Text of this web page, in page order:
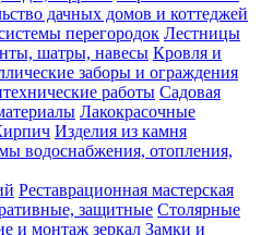
дачных домов и коттеджей
перегородок Лестницы
шатры, навесы Кровля и
заборы и ограждения
работы Садовая
Лакокрасочные
Изделия из камня
водоснабжения, отопления,
Реставрационная мастерская
защитные Столярные
и монтаж зеркал Замки и